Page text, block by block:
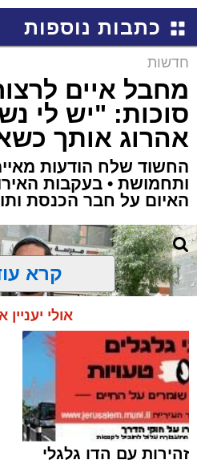
כתבות נוספות
חדשות
מחבל איים
סוכות: "יש לי
אהרוג אותך
החשוד שלח הודעות
ותחמושת • בעקבות
האיום על חבר הכנסת
קרא
אולי
זהירות עם הדו גלגלי